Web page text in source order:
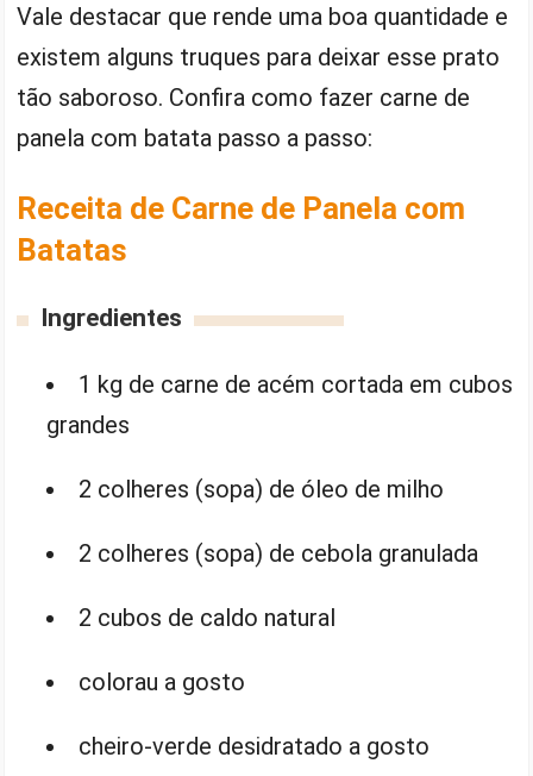
Vale destacar que rende uma boa quantidade e
existem alguns truques para deixar esse prato
tão saboroso. Confira como fazer carne de
panela com batata passo a passo:
Receita de Carne de Panela com
Batatas
Ingredientes
1 kg de carne de acém cortada em cubos
grandes
2 colheres (sopa) de óleo de milho
2 colheres (sopa) de cebola granulada
2 cubos de caldo natural
colorau a gosto
cheiro-verde desidratado a gosto